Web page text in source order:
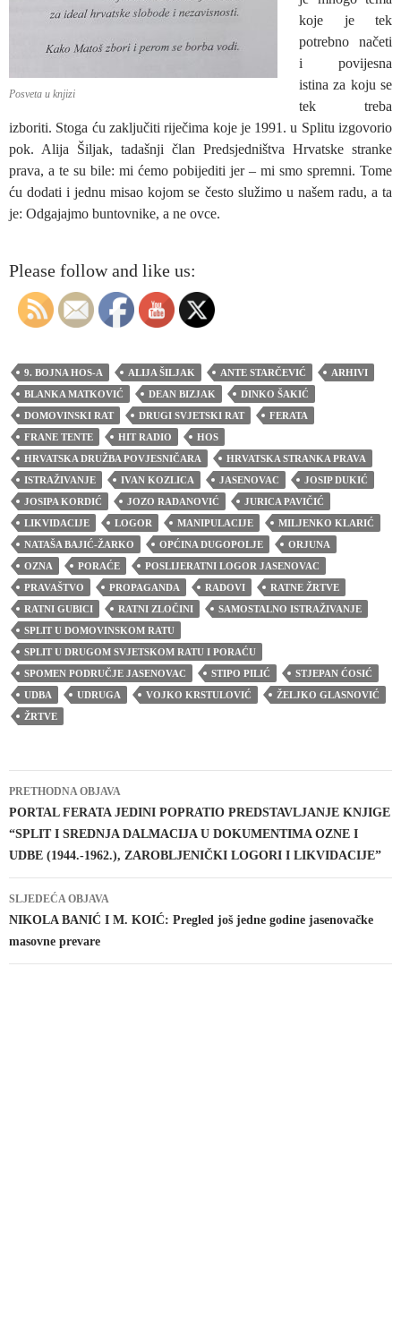
Posveta u knjizi
koje je tek
potrebno načeti
i povijesna
istina za koju se
tek treba
izboriti. Stoga ću zaključiti riječima koje je 1991. u Splitu izgovorio
pok. Alija Šiljak, tadašnji član Predsjedništva Hrvatske stranke
prava, a te su bile: mi ćemo pobijediti jer – mi smo spremni. Tome
ću dodati i jednu misao kojom se često služimo u našem radu, a ta
je: Odgajajmo buntovnike, a ne ovce.
Please follow and like us:
9. BOJNA HOS-A ALIJA ŠILJAK ANTE STARČEVIĆ
ARHIVI
BLANKA MATKOVIĆ
DEAN BIZJAK
DINKO ŠAKIĆ
DOMOVINSKI RAT
DRUGI SVJETSKI RAT
FERATA
FRANE TENTE
HIT RADIO
HOS
HRVATSKA DRUŽBA POVJESNIČARA
HRVATSKA STRANKA PRAVA
ISTRAŽIVANJE
IVAN KOZLICA JASENOVAC
JOSIP DUKIĆ
JOSIPA KORDIĆ
JOZO RADANOVIĆ
JURICA PAVIČIĆ
LIKVIDACIJE
LOGOR MANIPULACIJE
MILJENKO KLARIĆ
NATAŠA BAJIĆ-ŽARKO
OPĆINA DUGOPOLJE
ORJUNA
OZNA
PORAĆE
POSLIJERATNI LOGOR JASENOVAC
PRAVAŠTVO
PROPAGANDA RADOVI
RATNE ŽRTVE
RATNI GUBICI
RATNI ZLOČINI
SAMOSTALNO ISTRAŽIVANJE
SPLIT U DOMOVINSKOM RATU
SPLIT U DRUGOM SVJETSKOM RATU I PORAĆU
SPOMEN PODRUČJE JASENOVAC
STIPO PILIĆ
STJEPAN ĆOSIĆ
UDBA
UDRUGA VOJKO KRSTULOVIĆ
ŽELJKO GLASNOVIĆ
ŽRTVE
Navigacija
objava
PRETHODNA OBJAVA
PORTAL FERATA JEDINI POPRATIO PREDSTAVLJANJE KNJIGE
“SPLIT I SREDNJA DALMACIJA U DOKUMENTIMA OZNE I
UDBE (1944.-1962.), ZAROBLJENIČKI LOGORI I LIKVIDACIJE”
SLJEDEĆA OBJAVA
NIKOLA BANIĆ I M. KOIĆ: Pregled još jedne godine jasenovačke
masovne prevare